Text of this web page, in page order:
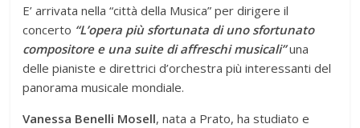
E’ arrivata nella “città della Musica” per dirigere il
concerto “L’opera più sfortunata di uno sfortunato
compositore e una suite di affreschi musicali”una
delle pianiste e direttrici d’orchestra più interessanti del
panorama musicale mondiale.
Vanessa Benelli Mosell, nata a Prato, ha studiato e